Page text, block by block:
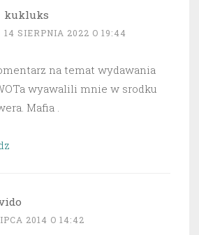
kukluks
14 SIERPNIA 2022 O 19:44
na temat wydawania
wyawalili mnie w srodku
Mafia .
2014 O 14:42